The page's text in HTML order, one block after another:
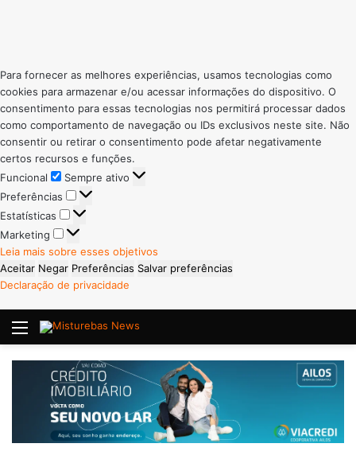
Para fornecer as melhores experiências, usamos tecnologias como
cookies para armazenar e/ou acessar informações do dispositivo. O
consentimento para essas tecnologias nos permitirá processar dados
como comportamento de navegação ou IDs exclusivos neste site. Não
consentir ou retirar o consentimento pode afetar negativamente
certos recursos e funções.
Funcional
Funcional
Sempre ativo
Preferências
Preferências
Estatísticas
Estatísticas
Marketing
Marketing
Leia mais sobre esses objetivos
Aceitar Negar Preferências Salvar preferências
Declaração de privacidade
Menu